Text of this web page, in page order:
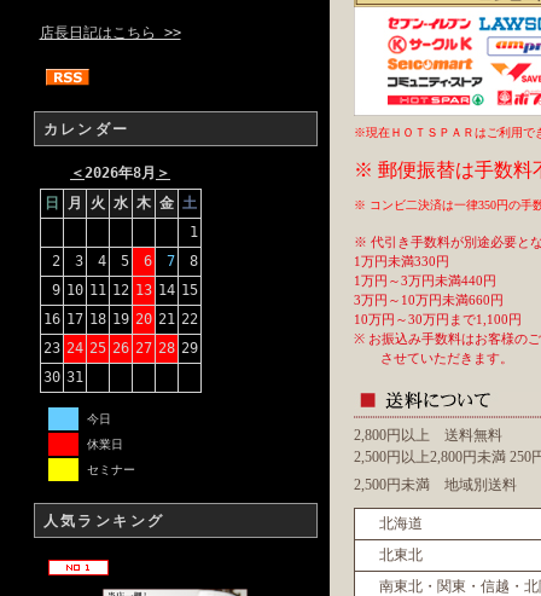
店長日記はこちら >>
カレンダー
＜2026年8月 ＞
日
月 火 水 木 金 土
1
2
3 4 5 6 7
8
9 10 11 12 13 14 15
16 17 18 19 20 21 22
23 24 25 26 27 28 29
30 31
今日
休業日
セミナー
人気ランキング
※現在ＨＯＴＳＰＡＲはご利用で
※ 郵便振替は手数料
※ コンビ二決済は一律350円の手
※ 代引き手数料が別途必要と
1万円未満330円
1万円～3万円未満440円
3万円～10万円未満660円
10万円～30万円まで1,100円
※ お振込み手数料はお客様の
させていただきます。
2,800円以上 送料無料
2,500円以上2,800円未満 250
2,500円未満 地域別送料
北海道
北東北
南東北・関東・信越・